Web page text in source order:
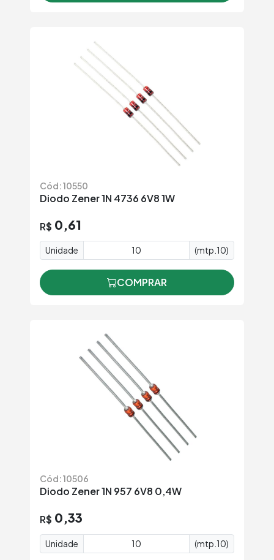
Cód: 10550
Diodo Zener 1N 4736 6V8 1W
R$ 0,61
Unidade (mtp.10)
COMPRAR
Cód: 10506
Diodo Zener 1N 957 6V8 0,4W
R$ 0,33
Unidade (mtp.10)